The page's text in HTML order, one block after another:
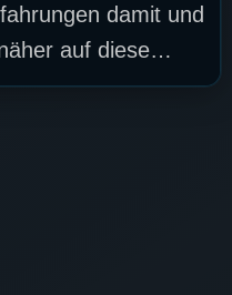
damit und
auf diese…